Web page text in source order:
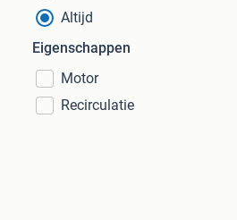
Altijd
Eigenschappen
Motor
Recirculatie